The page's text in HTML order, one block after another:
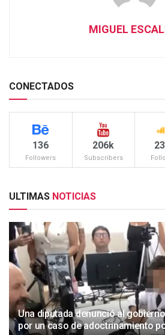
MIGUEL
CONECTADOS
136
Followers
206k
Subscribers
ULTIMAS NOTICIAS
Una diputada denunció al
por un caso de adoctrinamiento